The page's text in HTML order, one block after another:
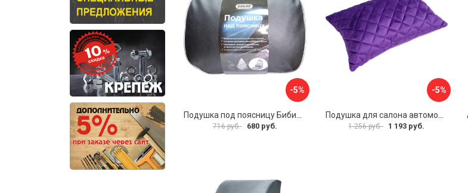
-5%
716 руб. 680 руб.
-5%
1 256 руб. 1 193 руб.